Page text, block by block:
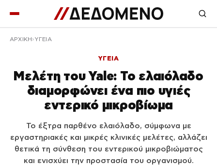
ΑΡΧΙΚΉ ΥΓΕΙΑ
ΥΓΕΙΑ
Μελέτη του Yale: Το ελαιόλαδο
διαμορφώνει ένα πιο υγιές
εντερικό μικροβίωμα
Το έξτρα παρθένο ελαιόλαδο, σύμφωνα με
εργαστηριακές και μικρές κλινικές μελέτες, αλλάζει
θετικά τη σύνθεση του εντερικού μικροβιώματος
και ενισχύει την προστασία του οργανισμού.